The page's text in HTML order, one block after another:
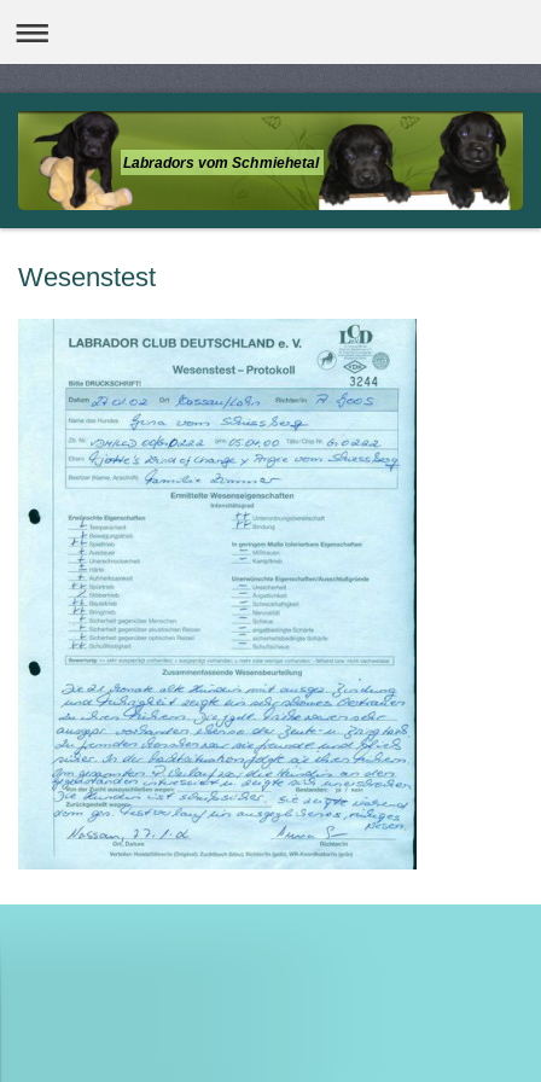
Labradors vom Schmiehetal
Wesenstest